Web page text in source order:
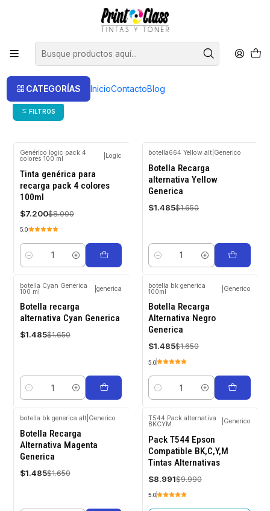
CATEGORÍAS InicioContactoBlog
📦 Envío Gratis compras sobre $120.000
Tintas Tintas Alternativas
FILTROS
OFF
Genérico logic pack 4
colores 100 ml Logic
Tinta genérica para
recarga pack 4 colores
100ml
$7.200$8.000
5.0
Cantidad
-10%
OFF
botella664 Yellow alt Generico
Botella Recarga
alternativa Yellow
Generica
$1.485$1.650
Cantidad
OFF
botella Cyan Generica
100 ml generica
Botella recarga
alternativa Cyan Generica
$1.485$1.650
Cantidad
OFF
botella bk generica
100ml Generico
Botella Recarga
Alternativa Negro
Generica
$1.485$1.650
5.0
Cantidad
-10%
OFF
botella bk generica alt| Generico
Botella Recarga
Alternativa Magenta
Generica
$1.485$1.650
OFF
Agotado
T544 Pack alternativa
BKCYM Generico
Pack T544 Epson
Compatible BK,C,Y,M
Tintas Alternativas
$8.991$9.990
5.0